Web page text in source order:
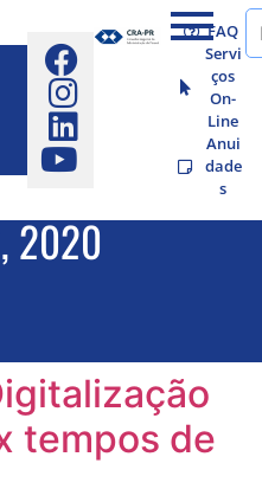
FAQ
Servi
ços
On-
Line
Anui
dade
s
2020
tempos de